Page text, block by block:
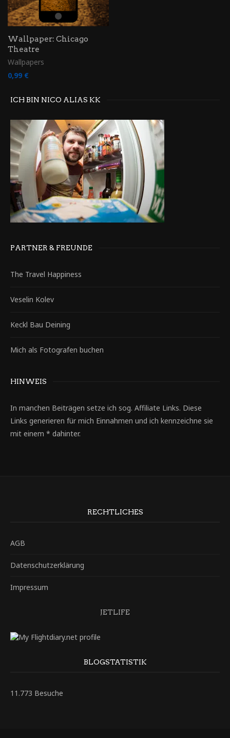
Wallpaper: Chicago
Theatre
Wallpapers
0,99 €
ICH BIN NICO ALIAS KK
PARTNER & FREUNDE
The Travel Happiness
Veselin Kolev
Keckl Bau Deining
Mich als Fotografen buchen
HINWEIS
In manchen Beiträgen setze ich sog. Affiliate Links. Diese
Links generieren für mich Einnahmen und ich kennzeichne sie
mit einem * dahinter.
RECHTLICHES
AGB
Datenschutzerklärung
Impressum
JETLIFE
BLOGSTATISTIK
11.773 Besuche